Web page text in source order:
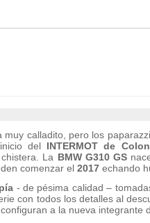
muy calladito, pero los
del INTERMOT de
La BMW G310 GS
comenzar el 2017 echando
- de pésima calidad –
con todos los detalles al
a la nueva integrante